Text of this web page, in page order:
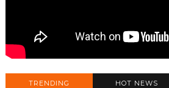
TRENDING HOT NEWS